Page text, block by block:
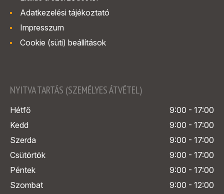
Adatkezelési tájékoztató
Impresszum
Cookie (süti) beállítások
NYITVA TARTÁS (SZEMÉLYES ÁTVÉTEL)
Hétfő
9:00 - 17:00
Kedd
9:00 - 17:00
Szerda
9:00 - 17:00
Csütörtök
9:00 - 17:00
Péntek
9:00 - 17:00
Szombat
9:00 - 12:00